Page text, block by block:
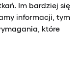
Im bardziej się
informacji, tym
które